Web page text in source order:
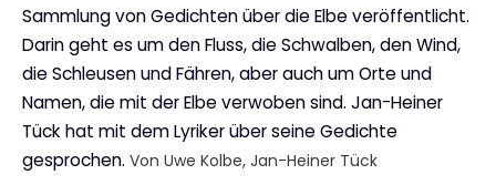
Sammlung von Gedichten über die Elbe veröffentlicht.
Darin geht es um den Fluss, die Schwalben, den Wind,
die Schleusen und Fähren, aber auch um Orte und
Namen, die mit der Elbe verwoben sind. Jan-Heiner
Tück hat mit dem Lyriker über seine Gedichte
gesprochen. Von Uwe Kolbe, Jan-Heiner Tück